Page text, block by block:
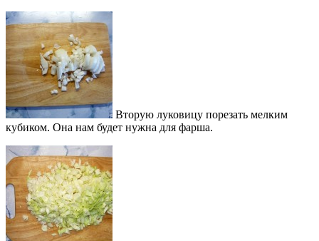
Вторую луковицу порезать мелким
кубиком. Она нам будет нужна для фарша.